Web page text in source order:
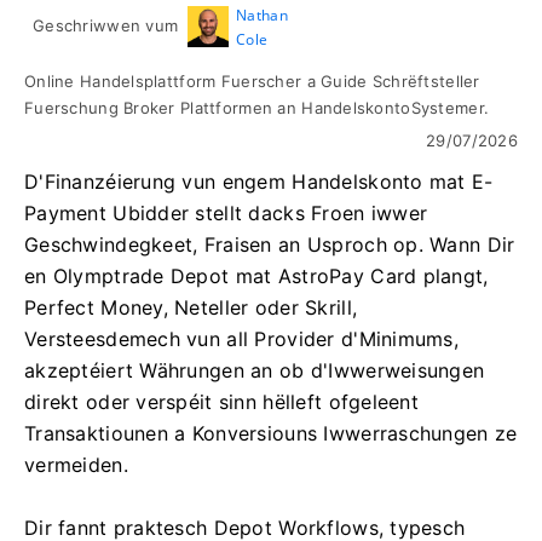
Geschriwwen vum
Nathan
Cole
Online Handelsplattform Fuerscher a Guide Schrëftsteller
Fuerschung Broker Plattformen an HandelskontoSystemer.
29/07/2026
D'Finanzéierung vun engem Handelskonto mat E-
Payment Ubidder stellt dacks Froen iwwer
Geschwindegkeet, Fraisen an Usproch op. Wann Dir
en Olymptrade Depot mat AstroPay Card plangt,
Perfect Money, Neteller oder Skrill,
Versteesdemech vun all Provider d'Minimums,
akzeptéiert Währungen an ob d'Iwwerweisungen
direkt oder verspéit sinn hëlleft ofgeleent
Transaktiounen a Konversiouns Iwwerraschungen ze
vermeiden.
Dir fannt praktesch Depot Workflows, typesch